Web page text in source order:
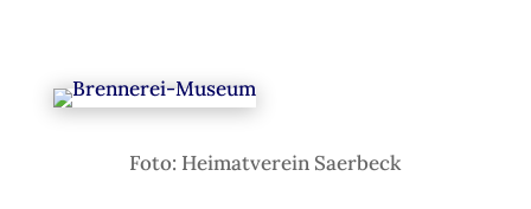
Foto: Heimatverein Saerbeck